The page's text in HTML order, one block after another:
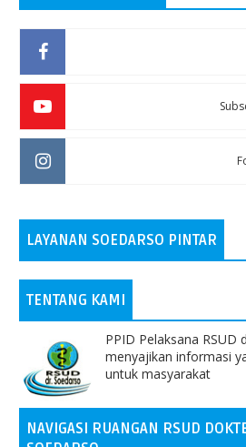
LAYANAN SOEDARSO PINTAR
TENTANG KAMI
PPID Pelaksana RSUD
menyajikan informasi
untuk masyarakat
NAVIGASI RUANGAN RSUD